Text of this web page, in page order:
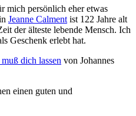
mich persönlich eher etwas
Jeanne Calment ist 122 Jahre alt
der älteste lebende Mensch. Ich
Geschenk erlebt hat.
dich lassen von Johannes
einen guten und